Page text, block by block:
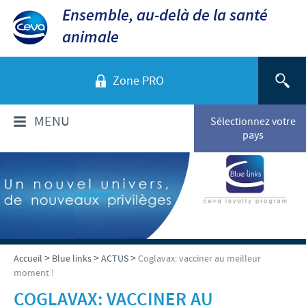
Ensemble, au-delà de la santé
animale
Zone PRO
Sélectionnez votre
pays
MENU
QUI SOMMES-NOUS?
Aperçu de la société
Ceva Santé Animale Tunisie
PRODUITS
Volailles
Ovins - Caprins
ACTUALITÉS ET MÉDIA
Ceva News
RESPONSABILITÉS
Accueil > Blue links>ACTUS>Coglavax: vacciner au meilleur
moment !
COGLAVAX: VACCINER AU